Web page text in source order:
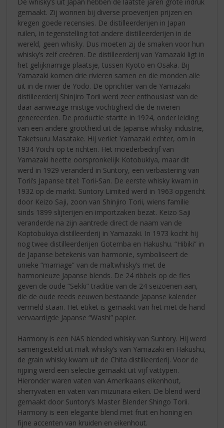
gemaakt. Zij wonnen bij diverse proeverijen prijzen en
kregen goede recensies. De distilleerderijen in Japan
ruilen, in tegenstelling tot andere distilleerderijen in de
wereld, geen whisky. Dus moeten zij de smaken voor hun
whisky’s zelf creëren. De distilleerderij van Yamazaki ligt in
het gelijknamige plaatsje, tussen Kyoto en Osaka. Bij
Yamazaki komen drie rivieren samen en die monden alle
uit in de rivier de Yodo. De oprichter van de Yamazaki
distilleerderij Shinjiro Torii werd zeer enthousiast van de
daar aanwezige mistige vochtigheid die de rivieren
genereerden. De productie startte in 1924, onder leiding
van een andere grootheid uit de Japanse whisky-industrie,
Taketsuru Masatake. Hij verliet Yamazaki echter, om in
1934 Yoichi op te richten. Het moederbedrijf van
Yamazaki heette oorspronkelijk Kotobukiya, maar dit
werd in 1929 veranderd in Suntory, een verbastering van
Torii’s Japanse titel: Torii-San. De eerste whisky kwam in
1932 op de markt. Suntory Limited werd in 1963 opgericht
door Keizo Saji, zoon van Shinjiro Torii, wiens familie
sinds 1899 slijterijen en importzaken bezat. Keizo Saji
veranderde na zijn aantrede direct de naam van de
Koptobukiya distilleerderij in Yamazaki. In 1973 kocht hij
nog twee distilleerderijen Gotemba en Hakushu. “Hibiki” in
de Japanse betekenis van harmonie, symboliseert de
unieke “marriage” van de maltwhisky’s met de
harmonieuze Japanse blends. De 24 ribbels op de fles
geven de oude “Sekki” traditie van de 24 seizoenen aan,
die de oude reeds eeuwen bestaande Japanse kalender
vermeld staan. Het etiket is gemaakt van het met de hand
vervaardigde Japanse “Washi” papier.
Harmony is een NAS blended whisky van Suntory. Hij werd
samengesteld uit malt whisky’s van Yamazaki en Hakushu,
de grain whisky kwam uit de Chita distilleerderij. Voor de
rijping werd een selectie gemaakt uit vijf vattypen.
Hieronder waren vaten van Amerikaans eikenhout,
sherryvaten en vaten van mizunara eiken. De blend werd
gemaakt door Suntory’s Master Blender Shingo Torii.
Harmony is een elegante blend met fruit en honing en
fijne accenten van kruiden en eikenhout.